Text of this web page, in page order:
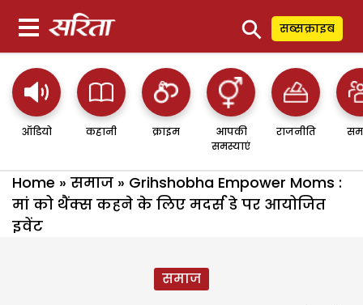
⚲ सब्सक्राइब
ऑडियो कहानी क्राइम
आपकी
समस्याएं
राजनीति
Home » समाज » Grihshobha Empower Moms :
मां को थैंक्स कहने के लिए मदर्स डे पर आयोजित
इवेंट
समाज